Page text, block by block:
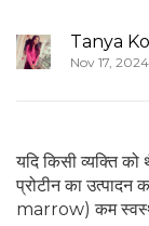
Tanya
Nov 17, 2024
यदि किसी व्यक्ति को
प्रोटीन का
marrow) कम